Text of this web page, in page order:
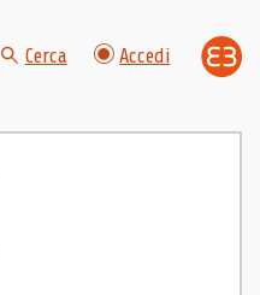
Cerca Accedi